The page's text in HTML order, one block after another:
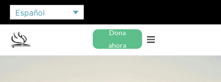
Español
Dona
ahora